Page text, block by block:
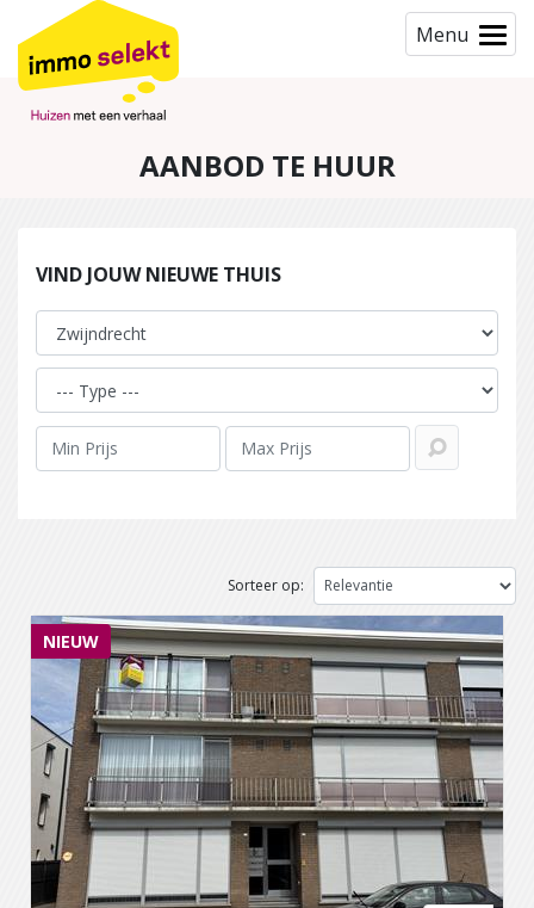
Menu
AANBOD TE HUUR
VIND JOUW NIEUWE THUIS
Sorteer op:
NIEUW